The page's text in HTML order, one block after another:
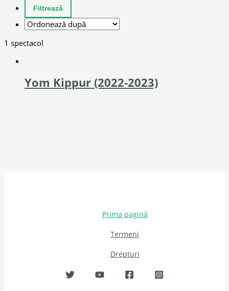
1 spectacol
Yom Kippur (2022-2023)
Prima pagină
Termeni
Drepturi